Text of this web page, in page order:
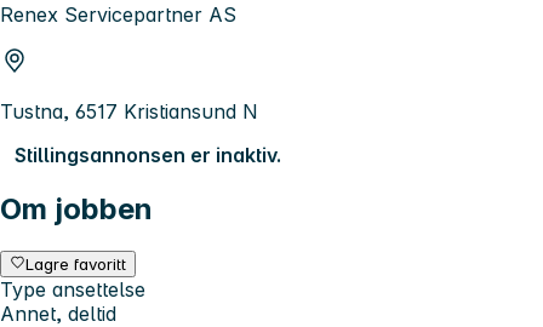
Renex Servicepartner AS
Tustna, 6517 Kristiansund N
Stillingsannonsen er inaktiv.
Om jobben
Lagre favoritt
Type ansettelse
Annet, deltid